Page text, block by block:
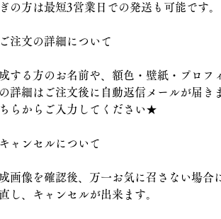
の方は最短3営業日での発送も可能です。
注文の詳細について
する方のお名前や、額色・壁紙・プロフ
詳細はご注文後に自動返信メールが届き
らからご入力してください★
ャンセルについて
画像を確認後、万一お気に召さない場合
し、キャンセルが出来ます。